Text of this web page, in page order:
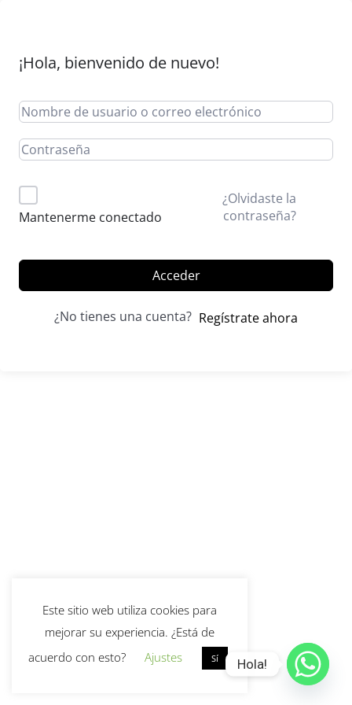
¡Hola, bienvenido de nuevo!
Mantenerme conectado
¿Olvidaste la
contraseña?
Acceder
¿No tienes una cuenta? Regístrate ahora
Este sitio web utiliza cookies para
mejorar su experiencia. ¿Está de
acuerdo con esto?
Ajustes Sí Hola!